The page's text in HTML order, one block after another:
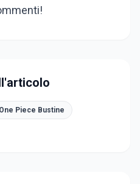
One Piece Bustine